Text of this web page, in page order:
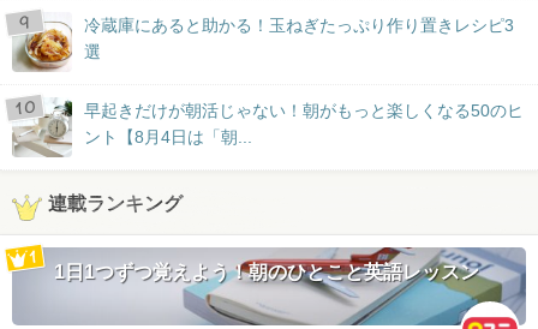
冷蔵庫にあると助かる！玉ねぎたっぷり作り置きレシピ3
選
早起きだけが朝活じゃない！朝がもっと楽しくなる50のヒ
ント【8月4日は「朝...
連載ランキング
1日1つずつ覚えよう！朝のひとこと英語レッスン